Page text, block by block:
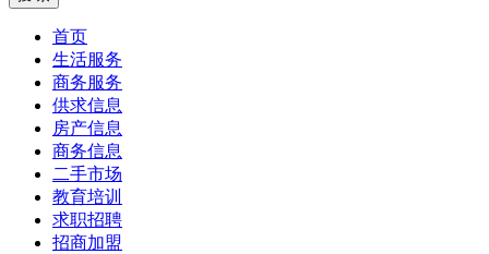
首页
生活服务
商务服务
供求信息
房产信息
商务信息
二手市场
教育培训
求职招聘
招商加盟